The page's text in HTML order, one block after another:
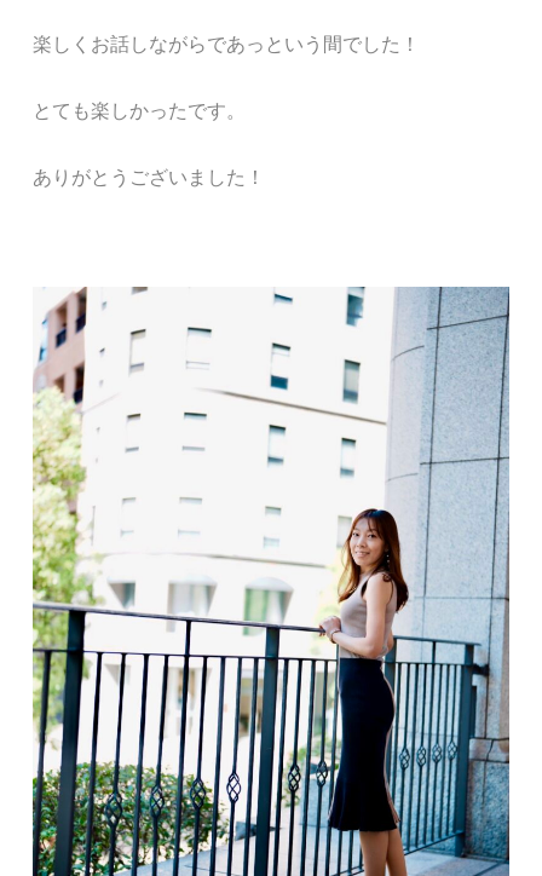
楽しくお話しながらであっという間でした！
とても楽しかったです。
ありがとうございました！